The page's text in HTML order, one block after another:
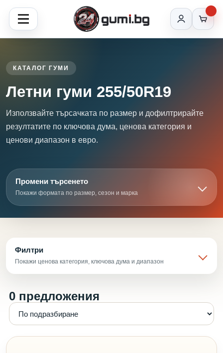
КАТАЛОГ ГУМИ
Летни гуми 255/50R19
Използвайте търсачката по размер и дофилтрирайте
резултатите по ключова дума, ценова категория и
ценови диапазон в евро.
Промени търсенето
Покажи формата по размер, сезон и марка
Филтри
Покажи ценова категория, ключова дума и диапазон
0 предложения